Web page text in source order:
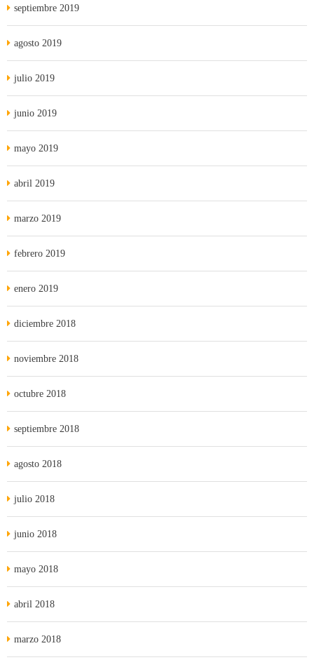
septiembre 2019
agosto 2019
julio 2019
junio 2019
mayo 2019
abril 2019
marzo 2019
febrero 2019
enero 2019
diciembre 2018
noviembre 2018
octubre 2018
septiembre 2018
agosto 2018
julio 2018
junio 2018
mayo 2018
abril 2018
marzo 2018